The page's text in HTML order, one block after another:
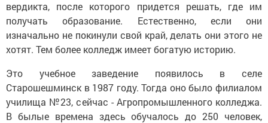
вердикта, после которого придется решать, где им
получать образование. Естественно, если они
изначально не покинули свой край, делать они этого не
хотят. Тем более колледж имеет богатую историю.
Это учебное заведение появилось в селе
Старошешминск в 1987 году. Тогда оно было филиалом
училища №23, сейчас - Агропромышленного колледжа.
В былые времена здесь обучалось до 250 человек,